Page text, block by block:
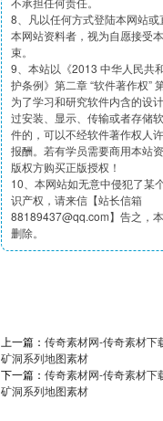
8、凡以任何方式登陆本网站
本网站资料者，视为自愿接受
束。
9、本站以《2013 中华人民共
护条例》第二章 “软件著作权”
为了学习和研究软件内含的设
过安装、显示、传输或者存储
件的，可以不经软件著作权人
报酬。若有学员需要商用本站
版权方购买正版授权！
10、本网站如无意中侵犯了某
识产权，请来信【站长信箱
88189437@qq.com】告之，
删除。
上一篇： 传奇素材网-传奇素材下
矿洞系列地图素材
下一篇： 传奇素材网-传奇素材下
矿洞系列地图素材